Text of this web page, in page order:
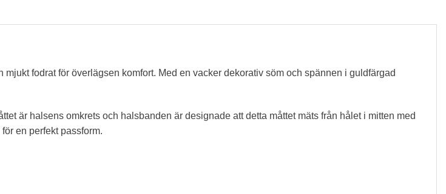
fodrat för överlägsen komfort. Med en vacker dekorativ söm och spännen i guldfärgad
är halsens omkrets och halsbanden är designade att detta måttet mäts från hålet i mitten med
en perfekt passform.